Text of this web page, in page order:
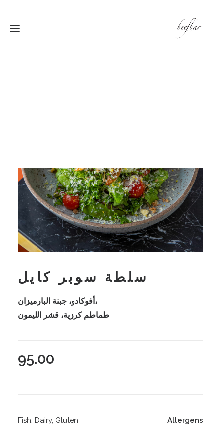
سلطة سوبر كايل
،أفوكادو، جبنة البارميزان
طماطم كرزية، قشر الليمون
95.00
Allergens
Fish, Dairy, Gluten